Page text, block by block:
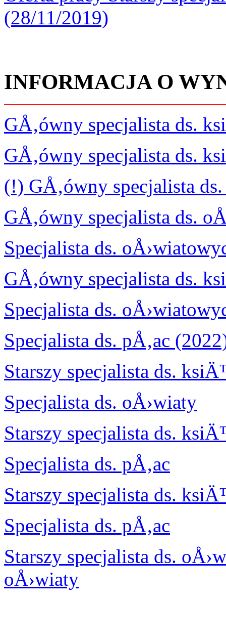
(28/11/2019)
INFORMACJA O
GÅ‚ówny specjalista ds.
GÅ‚ówny specjalista ds.
(!) GÅ‚ówny specjalista
GÅ‚ówny specjalista ds.
Specjalista ds.
GÅ‚ówny specjalista ds.
Specjalista ds.
Specjalista ds. pÅ‚ac
Starszy specjalista ds.
Specjalista ds. oÅ›wiaty
Starszy specjalista ds.
Specjalista ds. pÅ‚ac
Starszy specjalista ds.
Specjalista ds. pÅ‚ac
Starszy specjalista ds.
oÅ›wiaty